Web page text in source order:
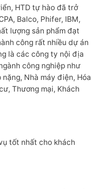
HTD tự hào đã trở
Balco, Phifer, IBM,
lượng sản phẩm đạt
công rất nhiều dự án
là các công ty nội địa
công nghiệp như
Nhà máy điện, Hóa
Thương mại, Khách
tốt nhất cho khách